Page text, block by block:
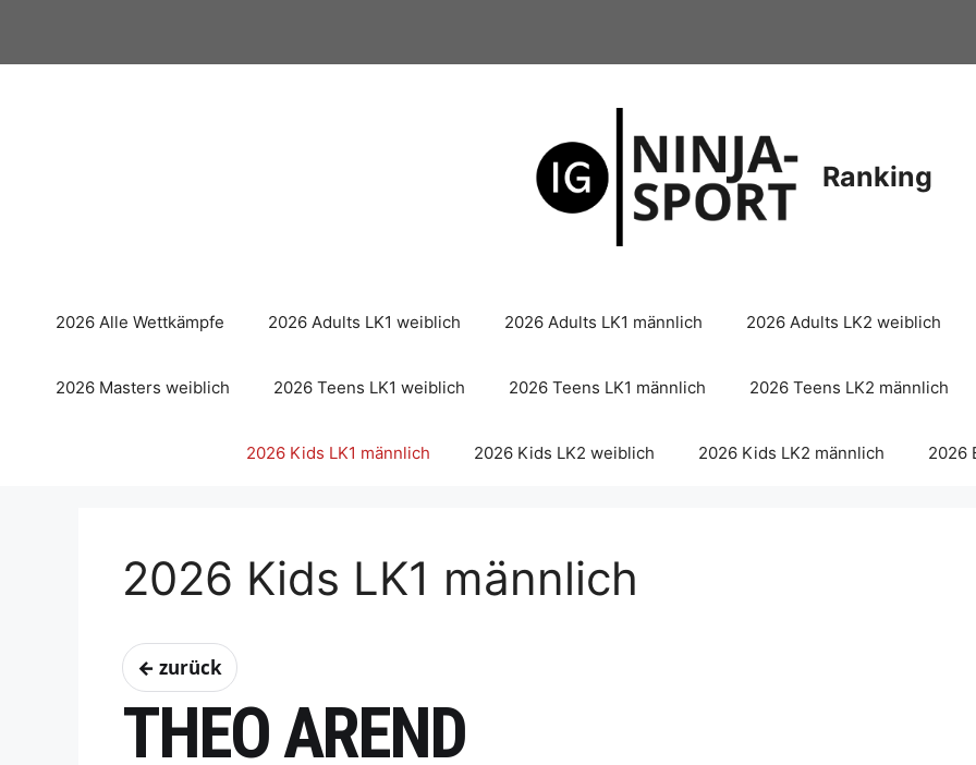
springen
Ranking
2026 Alle Wettkämpfe 2026 Adults LK1 weiblich 2026 Adults LK1 männlich 2026 Adults LK2 weiblich
2026 Masters weiblich 2026 Teens LK1 weiblich 2026 Teens LK1 männlich 2026 Teens LK2 männlich
2026 Kids LK1 männlich 2026 Kids LK2 weiblich 2026 Kids LK2 männlich 2026
2026 Kids LK1 männlich
← zurück
THEO AREND